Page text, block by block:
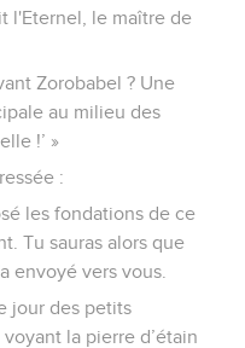
l'Eternel, le maître de
Zorobabel ? Une
au milieu des
!’ »
:
les fondations de ce
Tu sauras alors que
envoyé vers vous.
jour des petits
la pierre d’étain